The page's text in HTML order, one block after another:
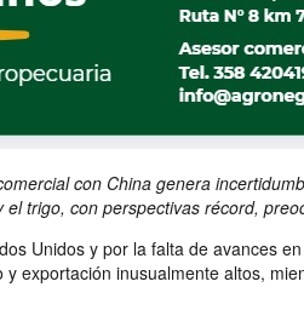
con China genera
trigo, con perspectivas récord,
Unidos y por la falta de avances
exportación inusualmente altos,